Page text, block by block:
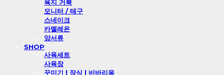
육지 거북
모니터 / 테구
스네이크
카멜레온
양서류
SHOP
사육세트
사육장
꾸미기 l 장식 l 비바리움